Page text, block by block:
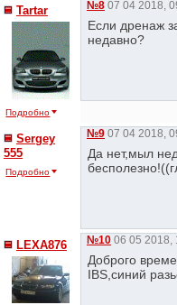
Tartar
Подробно
№8 07 04 2018,
Если дренаж
недавно?
Sergey
555
Подробно
№9 07 04 2018,
Да нет,мыл
LEXA876 №10 06 05 2018,
Доброго
IBS,синий